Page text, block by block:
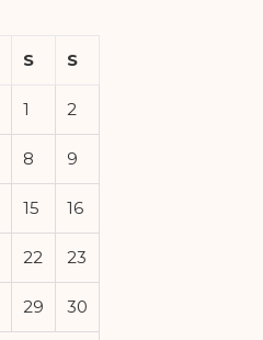
S S
1 2
8 9
15 16
22 23
29 30